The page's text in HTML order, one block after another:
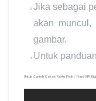
Jika sebagai
akan
gambar.
Untuk
Untuk Contoh Cetak Kartu Fisik / Hard KIP